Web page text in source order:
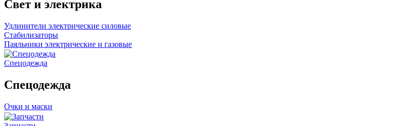
Свет и электрика
Удлинители электрические силовые
Стабилизаторы
Паяльники электрические и газовые
Спецодежда
Спецодежда
Очки и маски